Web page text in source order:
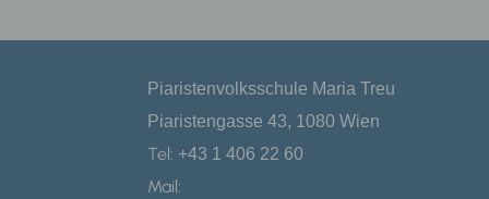
Piaristenvolksschule Maria Treu
Piaristengasse 43, 1080 Wien
Tel: +43 1 406 22 60
Mail:
Kunden, Interessenten und sonstige Besucher
Begrifflichkeiten, wie z.B. „Nutzer“ sind
1.5. Wir verarbeiten personenbezogene Daten der
Nutzer nur unter Einhaltung der einschlägigen
Datenschutzbestimmungen. Das bedeutet, die